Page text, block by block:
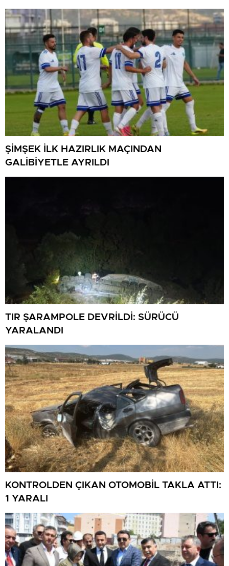
ŞİMŞEK İLK HAZIRLIK MAÇINDAN
GALİBİYETLE AYRILDI
TIR ŞARAMPOLE DEVRİLDİ: SÜRÜCÜ
YARALANDI
KONTROLDEN ÇIKAN OTOMOBİL TAKLA ATTI:
1 YARALI